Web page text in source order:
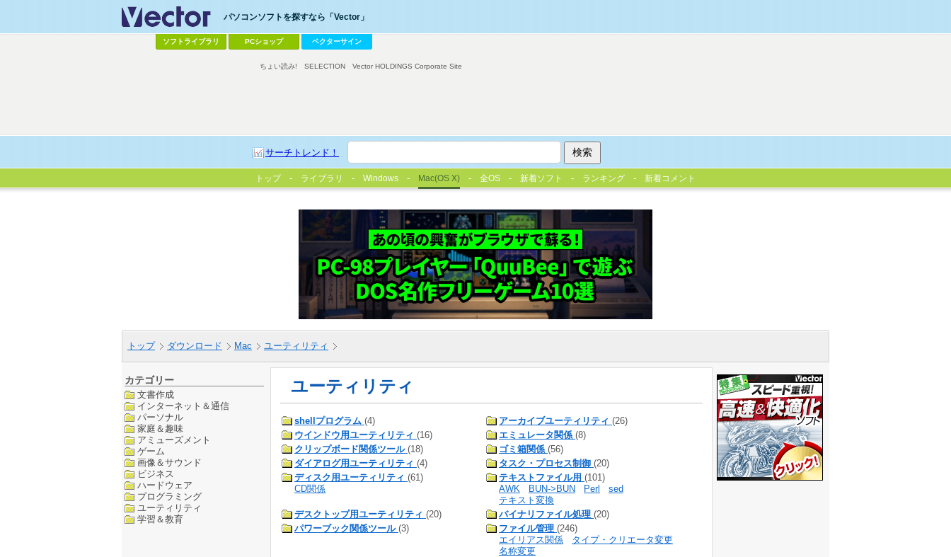
パソコンソフトを探すなら「Vector」
ソフトライブラリ PCショップ ベクターサイン
サーチトレンド！
ちょい読み! SELECTION Vector HOLDINGS Corporate Site
トップ ライブラリ Windows Mac(OS X) 全OS 新着ソフト ランキング 新着コメント
トップ ダウンロード Mac ユーティリティ
カテゴリー
文書作成
インターネット＆通信
パーソナル
家庭＆趣味
アミューズメント
ゲーム
画像＆サウンド
ビジネス
ハードウェア
プログラミング
ユーティリティ
学習＆教育
ユーティリティ
shellプログラム (4) アーカイブユーティリティ (26)
ウインドウ用ユーティリティ (16) エミュレータ関係 (8)
クリップボード関係ツール (18) ゴミ箱関係 (56)
ダイアログ用ユーティリティ (4) タスク・プロセス制御 (20)
ディスク用ユーティリティ (61)
CD関係
テキストファイル用 (101)
AWK
BUN->BUN Perl
sed
テキスト変換
デスクトップ用ユーティリティ (20) バイナリファイル処理 (20)
パワーブック関係ツール (3) ファイル管理 (246)
エイリアス関係
タイプ・クリエータ変更
名称変更